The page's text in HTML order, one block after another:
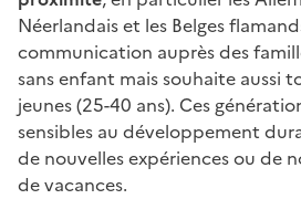
Néerlandais et les Belges
communication auprès des
sans enfant mais souhaite aussi
jeunes (25-40 ans). Ces
sensibles au développement
de nouvelles expériences ou de
de vacances.